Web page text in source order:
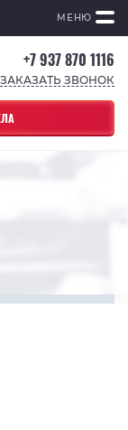
МЕНЮ
+7 937 870 1116
ЗАКАЗАТЬ ЗВОНОК